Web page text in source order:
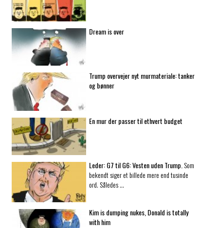
Dream is over
Trump overvejer nyt murmateriale: tanker
og bønner
En mur der passer til ethvert budget
Leder:G7 til G6: Vesten uden Trump.Som
bekendt siger et billede mere end tusinde
ord. Således …
Kim is dumping nukes, Donald is totally
with him